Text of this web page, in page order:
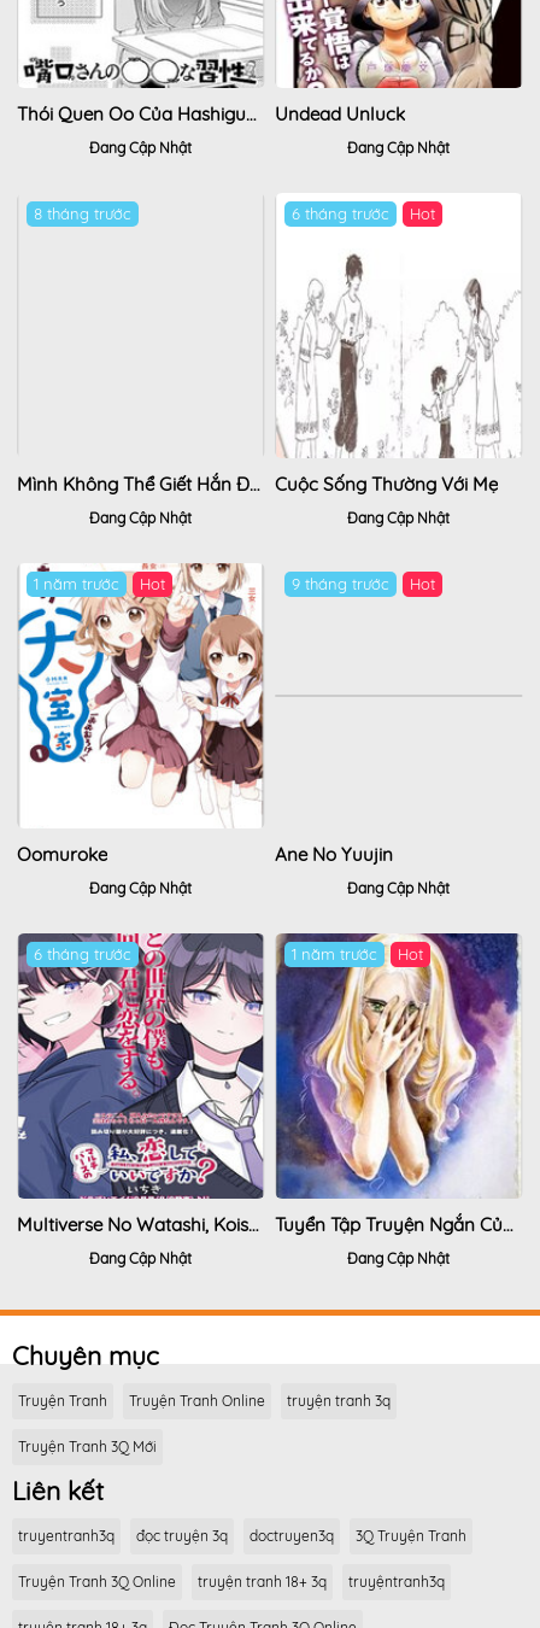
Thói Quen Oo Của Hashiguchi-San
Đang Cập Nhật
Undead Unluck
Đang Cập Nhật
8 tháng trước
Mình Không Thể Giết Hắn Được, Cậu Ấy Quá Hấp Dẫn
Đang Cập Nhật
6 tháng trước Hot
Cuộc Sống Thường Với Mẹ
Đang Cập Nhật
1 năm trước Hot
Oomuroke
Đang Cập Nhật
9 tháng trước Hot
Ane No Yuujin
Đang Cập Nhật
6 tháng trước
Multiverse No Watashi, Koishite Ii Desu Ka
Đang Cập Nhật
1 năm trước Hot
Tuyển Tập Truyện Ngắn Của Hagio Moto
Đang Cập Nhật
Chuyên mục
Truyện Tranh Truyện Tranh Online truyện tranh 3q
Truyện Tranh 3Q Mới
Liên kết
truyentranh3q đọc truyện 3q doctruyen3q 3Q Truyện Tranh
Truyện Tranh 3Q Online truyện tranh 18+ 3q truyệntranh3q